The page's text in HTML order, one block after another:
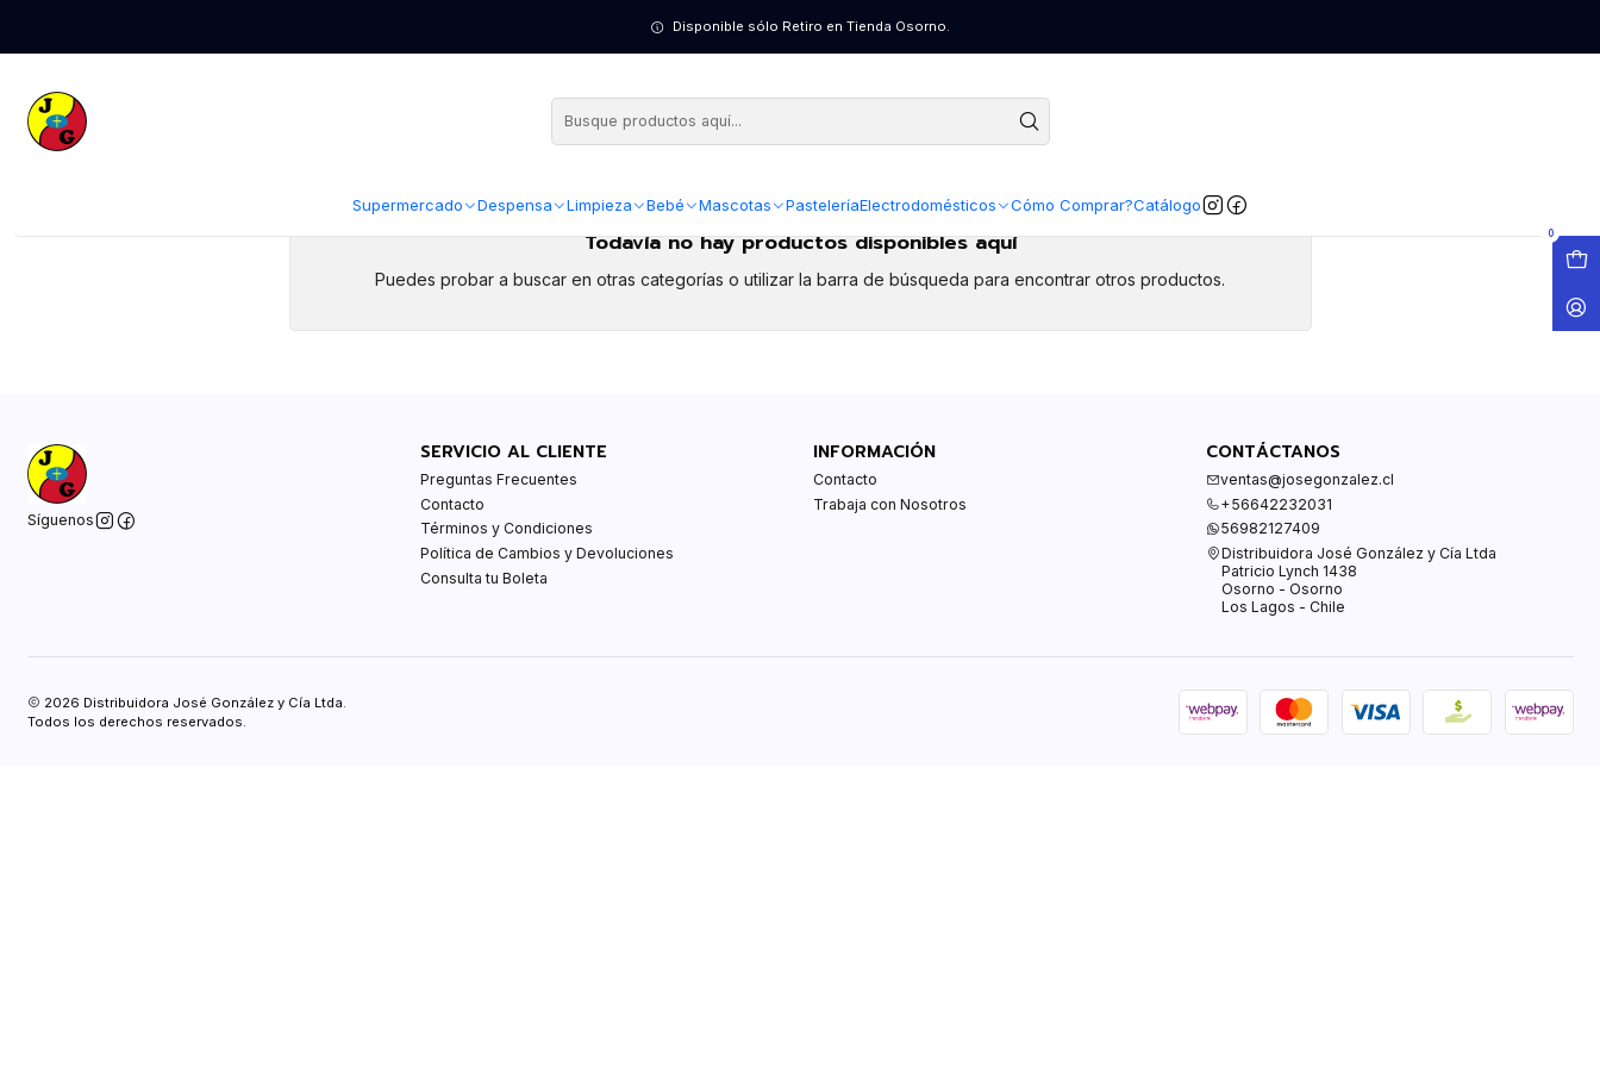
Supermercado Despensa Limpieza Bebé Mascotas PasteleríaElectrodomésticos Cómo Comprar?Catálogo
0
Disponible sólo Retiro en Tienda Osorno.
Black + Decker
Todavía no hay productos disponibles aquí
Puedes probar a buscar en otras categorías o utilizar la barra de búsqueda para encontrar otros productos.
Síguenos
SERVICIO AL CLIENTE
Preguntas Frecuentes
Contacto
Términos y Condiciones
Política de Cambios y Devoluciones
Consulta tu Boleta
INFORMACIÓN
Contacto
Trabaja con Nosotros
CONTÁCTANOS
ventas@josegonzalez.cl
+56642232031
56982127409
Distribuidora José González y Cía Ltda
Patricio Lynch 1438
Osorno - Osorno
Los Lagos - Chile
2026 Distribuidora José González y Cía Ltda.
Todos los derechos reservados.